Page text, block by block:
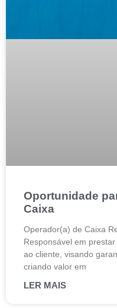
Oportunidade
Caixa
Operador(a) de Caixa
Responsável em
ao cliente, visando
criando valor em
LER MAIS